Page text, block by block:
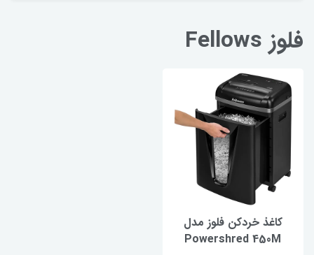
فلوز Fellows
کاغذ خردکن فلوز مدل
Powershred 450M